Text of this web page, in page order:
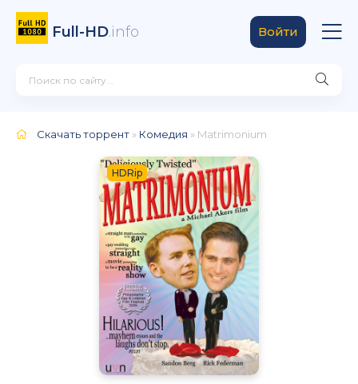
Full-HD.info Войти
Скачать торрент » Комедия » Matrimonium
HDRip